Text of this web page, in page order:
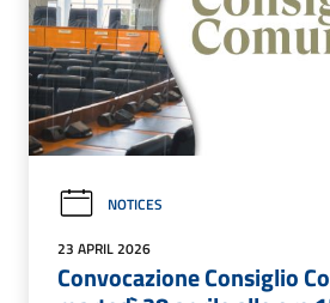
NOTICES
23 APRIL 2026
Convocazione Consiglio